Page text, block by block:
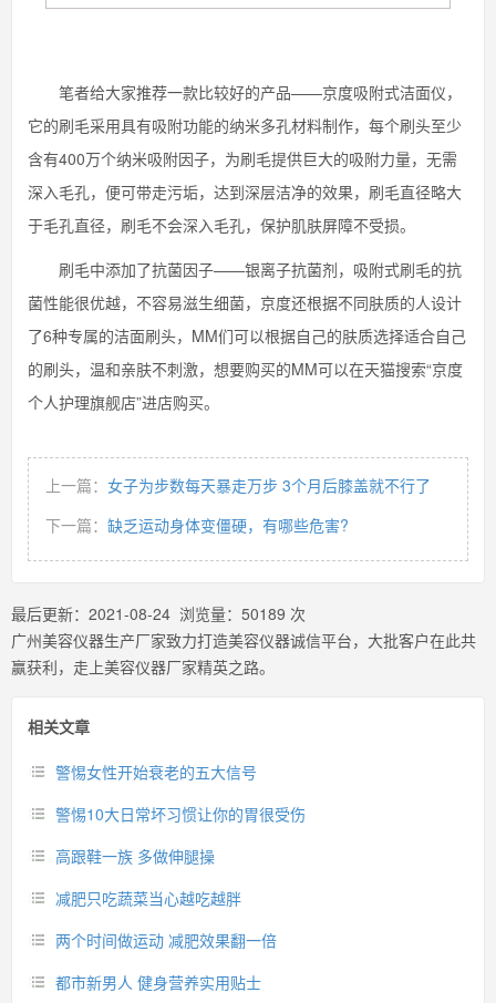
笔者给大家推荐一款比较好的产品——京度吸附式洁面仪，
它的刷毛采用具有吸附功能的纳米多孔材料制作，每个刷头至少
含有400万个纳米吸附因子，为刷毛提供巨大的吸附力量，无需
深入毛孔，便可带走污垢，达到深层洁净的效果，刷毛直径略大
于毛孔直径，刷毛不会深入毛孔，保护肌肤屏障不受损。
刷毛中添加了抗菌因子——银离子抗菌剂，吸附式刷毛的抗
菌性能很优越，不容易滋生细菌，京度还根据不同肤质的人设计
了6种专属的洁面刷头，MM们可以根据自己的肤质选择适合自己
的刷头，温和亲肤不刺激，想要购买的MM可以在天猫搜索“京度
个人护理旗舰店”进店购买。
上一篇： 女子为步数每天暴走万步 3个月后膝盖就不行了
下一篇： 缺乏运动身体变僵硬，有哪些危害?
最后更新： 2021-08-24 浏览量： 50189 次
广州美容仪器生产厂家致力打造美容仪器诚信平台，大批客户在此共
赢获利，走上美容仪器厂家精英之路。
相关文章
警惕女性开始衰老的五大信号
警惕10大日常坏习惯让你的胃很受伤
高跟鞋一族 多做伸腿操
减肥只吃蔬菜当心越吃越胖
两个时间做运动 减肥效果翻一倍
都市新男人 健身营养实用贴士